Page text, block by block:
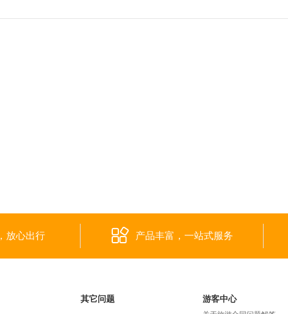
放心出行 产品丰富，一站式服务
其它问题 游客中心